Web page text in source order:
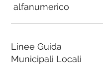
alfanumerico
Linee Guida
Municipali Locali